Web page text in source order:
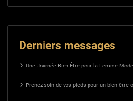
Derniers messages
Une Journée Bien-Être pour la Femme
Prenez soin de vos pieds pour un bien-être